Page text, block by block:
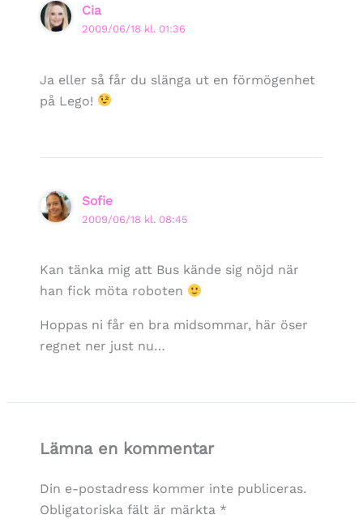
Cia
2009/06/18 kl. 01:36
Ja eller så får du slänga ut en förmögenhet
på Lego!
Sofie
2009/06/18 kl. 08:45
Kan tänka mig att Bus kände sig nöjd när
han fick möta roboten
Hoppas ni får en bra midsommar, här öser
regnet ner just nu…
Lämna en kommentar
Din e-postadress kommer inte publiceras.
Obligatoriska fält är märkta *